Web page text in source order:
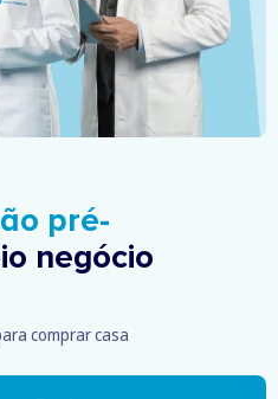
pré-
negócio
comprar casa